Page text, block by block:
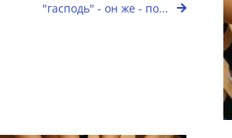
"гасподь" - он же - по...